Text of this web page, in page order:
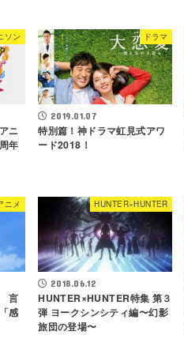
ソン
ニ
年
ドラマ
2019.01.07
特別篇！神ドラマ虹見式アワ
ード2018！
ニメ
言
感
HUNTER×HUNTER
2018.06.12
HUNTER×HUNTER特集 第３
弾 ヨークシンシティ編〜幻影
旅団の登場〜